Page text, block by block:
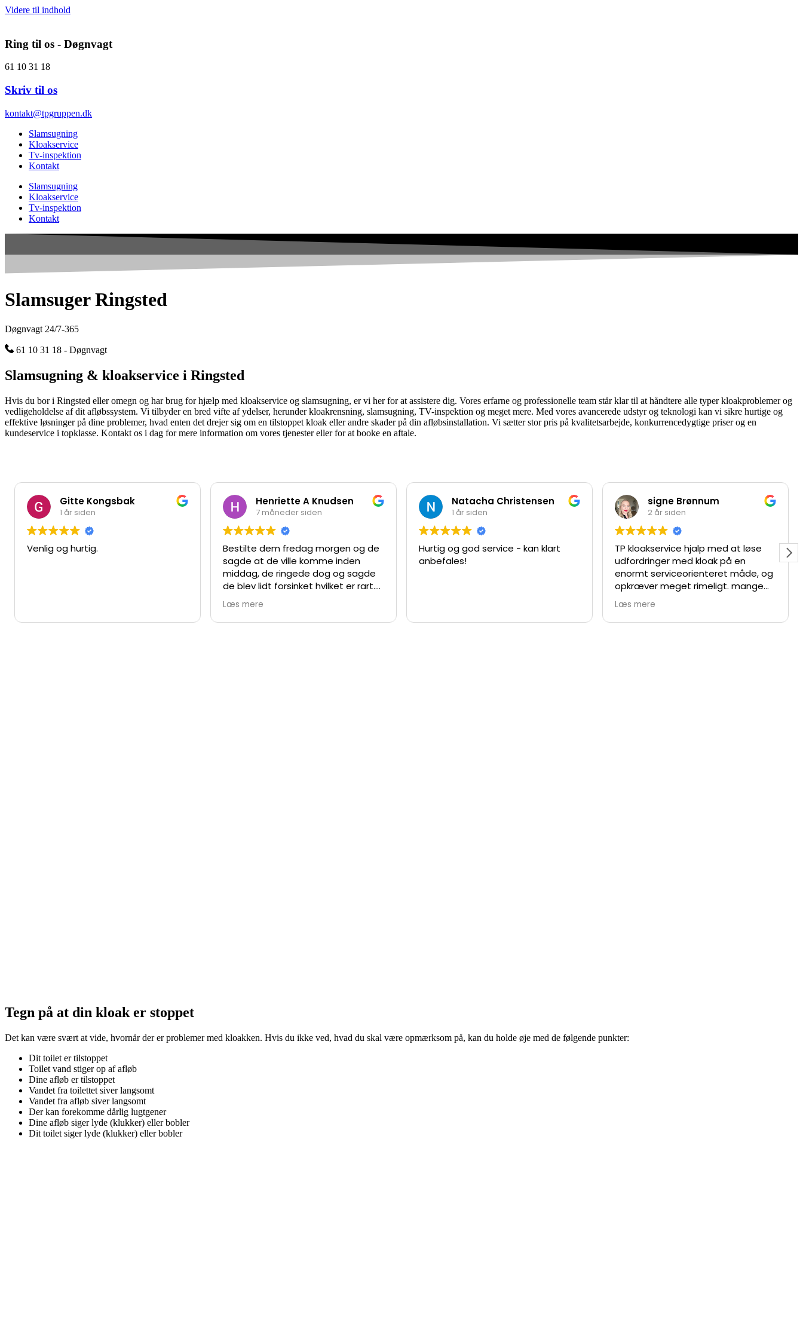
Videre til indhold
Ring til os - Døgnvagt
61 10 31 18
Skriv til os
kontakt@tpgruppen.dk
Slamsugning
Kloakservice
Tv-inspektion
Kontakt
Slamsugning
Kloakservice
Tv-inspektion
Kontakt
Slamsuger Ringsted
Døgnvagt 24/7-365
61 10 31 18 - Døgnvagt
Slamsugning & kloakservice i Ringsted
Hvis du bor i Ringsted eller omegn og har brug for hjælp med kloakservice og slamsugning, er vi her for at assistere dig. Vores erfarne og professionelle team står klar til at håndtere alle typer kloakproblemer og
vedligeholdelse af dit afløbssystem. Vi tilbyder en bred vifte af ydelser, herunder kloakrensning, slamsugning, TV-inspektion og meget mere. Med vores avancerede udstyr og teknologi kan vi sikre hurtige og
effektive løsninger på dine problemer, hvad enten det drejer sig om en tilstoppet kloak eller andre skader på din afløbsinstallation. Vi sætter stor pris på kvalitetsarbejde, konkurrencedygtige priser og en
kundeservice i topklasse. Kontakt os i dag for mere information om vores tjenester eller for at booke en aftale.
Gitte Kongsbak
1 år siden
Venlig og hurtig.
Henriette A Knudsen
7 måneder siden
Bestilte dem fredag morgen og de
sagde at de ville komme inden
middag, de ringede dog og sagde
de blev lidt forsinket hvilket er rart.
Opgaven blev hurtigt løst da de
ankom.
Læs mere
Natacha Christensen
1 år siden
Hurtig og god service - kan klart
anbefales!
signe Brønnum
2 år siden
TP kloakservice hjalp med at løse
udfordringer med kloak på en
enormt serviceorienteret måde, og
opkræver meget rimeligt. mange
tak for hjælpen til Thomas
Læs mere
Tegn på at din kloak er stoppet
Det kan være svært at vide, hvornår der er problemer med kloakken. Hvis du ikke ved, hvad du skal være opmærksom på, kan du holde øje med de følgende punkter:
Dit toilet er tilstoppet
Toilet vand stiger op af afløb
Dine afløb er tilstoppet
Vandet fra toilettet siver langsomt
Vandet fra afløb siver langsomt
Der kan forekomme dårlig lugtgener
Dine afløb siger lyde (klukker) eller bobler
Dit toilet siger lyde (klukker) eller bobler